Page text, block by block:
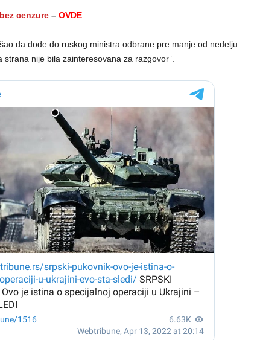
cenzure– OVDE
da dođe do ruskog ministra odbrane pre manje od nedelju
nije bila zainteresovana za razgovor”.